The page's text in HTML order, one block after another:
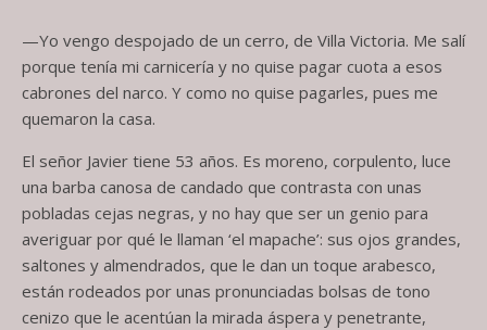
—Yo vengo despojado de un cerro, de Villa Victoria. Me salí
porque tenía mi carnicería y no quise pagar cuota a esos
cabrones del narco. Y como no quise pagarles, pues me
quemaron la casa.
El señor Javier tiene 53 años. Es moreno, corpulento, luce
una barba canosa de candado que contrasta con unas
pobladas cejas negras, y no hay que ser un genio para
averiguar por qué le llaman ‘el mapache’: sus ojos grandes,
saltones y almendrados, que le dan un toque arabesco,
están rodeados por unas pronunciadas bolsas de tono
cenizo que le acentúan la mirada áspera y penetrante,